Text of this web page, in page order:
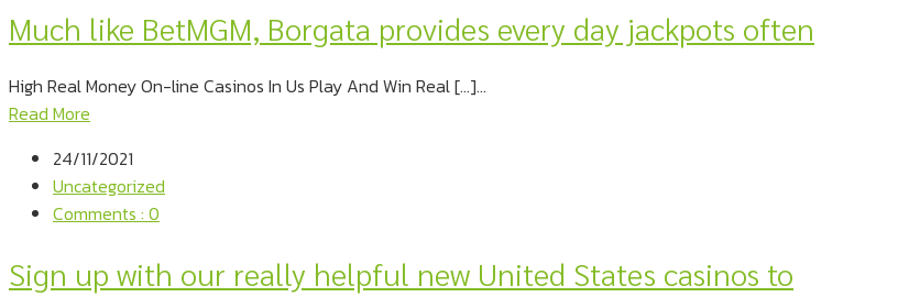
Much like BetMGM, Borgata provides every day jackpots often
High Real Money On-line Casinos In Us Play And Win Real […]...
Read More
24/11/2021
Uncategorized
Comments : 0
Sign up with our really helpful new United States casinos to